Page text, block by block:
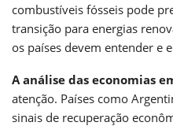
combustíveis fósseis pode
transição para energias
os países devem entender e
A análise das economias
atenção. Países como
sinais de recuperação